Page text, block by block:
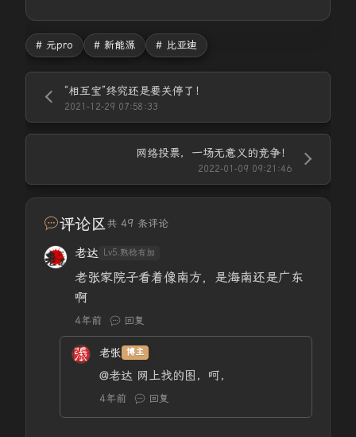
# 元pro # 新能源 # 比亚迪
“相互宝”终究还是要关停了！
2021-12-29 07:58:33
网络投票，一场无意义的竞争！
2022-01-09 09:21:46
评论区共 49 条评论
老达 Lv5.熟稔有加
老张家院子看着像南方，是海南还是广东
啊
4年前 回复
老张 博主
@老达 网上找的图，呵，
4年前 回复